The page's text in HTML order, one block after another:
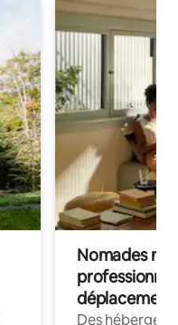
Nomades
déplacement
Des